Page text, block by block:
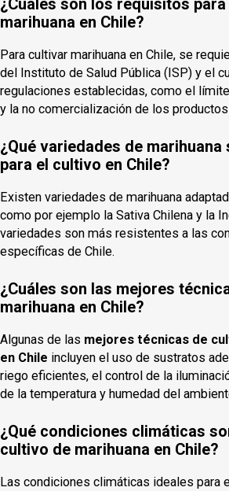
¿Cuáles son los requisitos
marihuana en Chile?
Para cultivar marihuana en Chile, se
del Instituto de Salud Pública (ISP) y el
regulaciones establecidas, como el
y la no comercialización de los
¿Qué variedades de marihuana
para el cultivo en Chile?
Existen variedades de marihuana
como por ejemplo la Sativa Chilena y la
variedades son más resistentes a las
específicas de Chile.
¿Cuáles son las mejores
marihuana en Chile?
Algunas de las mejores técnicas de
en Chile incluyen el uso de sustratos
riego eficientes, el control de la
de la temperatura y humedad del
¿Qué condiciones climáticas
cultivo de marihuana en Chile?
Las condiciones climáticas ideales para